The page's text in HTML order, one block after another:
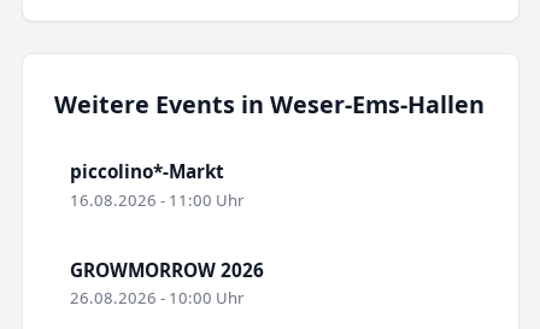
Weitere Events in Weser-Ems-Hallen
piccolino*-Markt
16.08.2026 - 11:00 Uhr
GROWMORROW 2026
26.08.2026 - 10:00 Uhr